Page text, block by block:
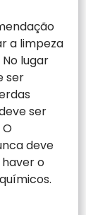
a limpeza
lugar
ser
ser
deve
o